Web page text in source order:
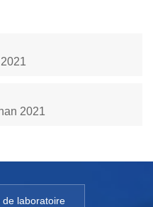
2021
de laboratoire